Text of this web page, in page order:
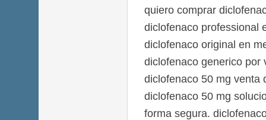
quiero comprar
diclofenaco professional
diclofenaco original en
diclofenaco generico por
diclofenaco 50 mg venta
diclofenaco 50 mg
forma segura.